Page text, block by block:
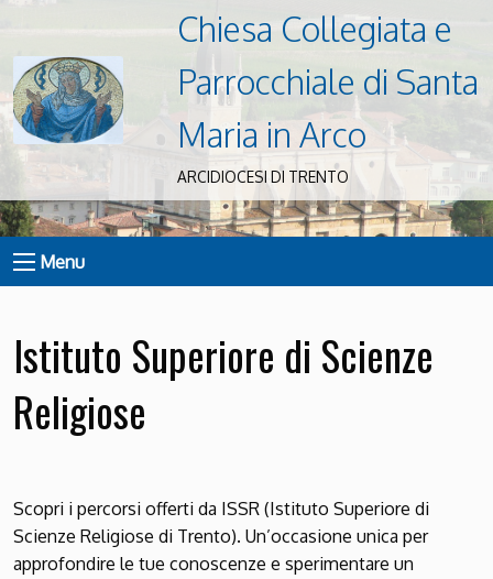
Chiesa Collegiata e
Parrocchiale di Santa
Maria in Arco
ARCIDIOCESI DI TRENTO
Menu
Istituto Superiore di Scienze
Religiose
Scopri i percorsi offerti da ISSR (Istituto Superiore di
Scienze Religiose di Trento). Un’occasione unica per
approfondire le tue conoscenze e sperimentare un